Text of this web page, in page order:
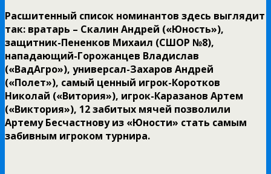
Расшитенный список номинантов здесь выглядит
так: вратарь – Скалин Андрей («Юность»),
защитник-Пененков Михаил (СШОР №8),
нападающий-Горожанцев Владислав
(«ВадАгро»), универсал-Захаров Андрей
(«Полет»), самый ценный игрок-Коротков
Николай («Витория»), игрок-Каразанов Артем
(«Виктория»), 12 забитых мячей позволили
Артему Бесчастнову из «Юности» стать самым
забивным игроком турнира.